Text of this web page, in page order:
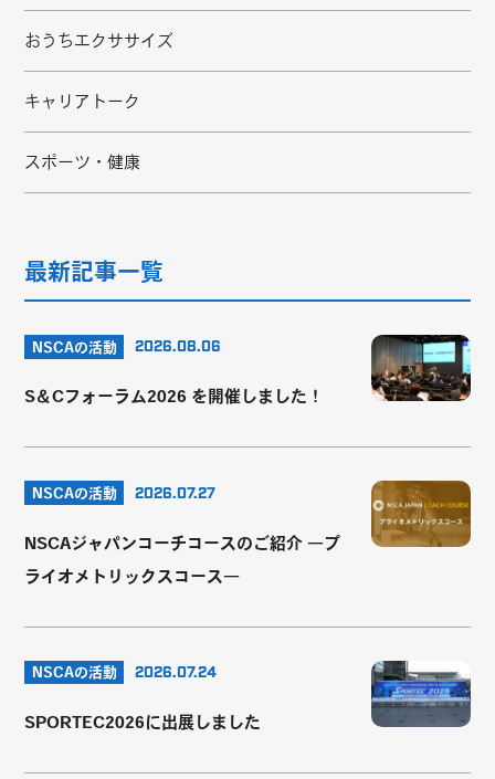
おうちエクササイズ
キャリアトーク
スポーツ・健康
最新記事一覧
NSCAの活動 2026.08.06
S＆Cフォーラム2026 を開催しました！
NSCAの活動 2026.07.27
NSCAジャパンコーチコースのご紹介 ―プ
ライオメトリックスコース―
NSCAの活動 2026.07.24
SPORTEC2026に出展しました